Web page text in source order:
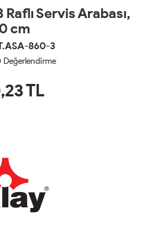
Servis Arabası,
cm
860-3
Değerlendirme
TL